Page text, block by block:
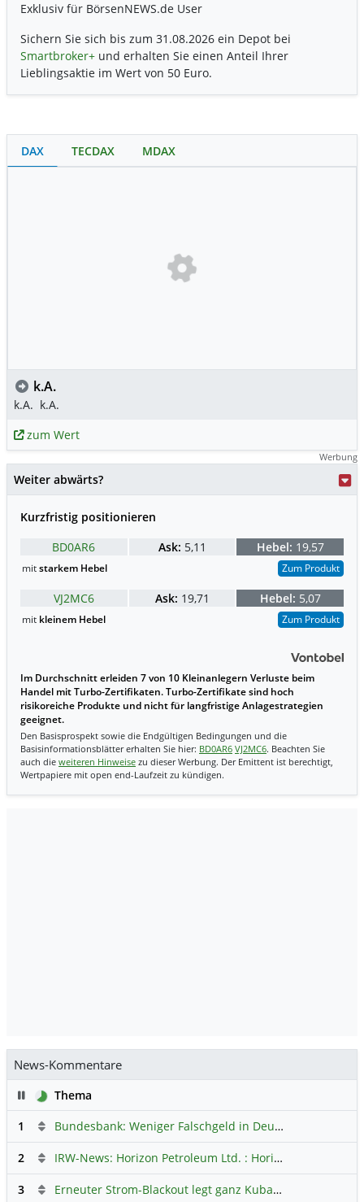
Exklusiv für BörsenNEWS.de User
Sichern Sie sich bis zum 31.08.2026 ein Depot bei
Smartbroker+ und erhalten Sie einen Anteil Ihrer
Lieblingsaktie im Wert von 50 Euro.
DAX TECDAX MDAX
k.A.
k.A. k.A.
zum Wert
Werbung
Weiter abwärts?
Kurzfristig positionieren
BD0AR6
Ask: 5,11 Hebel: 19,57
mitstarkem Hebel Zum Produkt
VJ2MC6 Ask: 19,71 Hebel: 5,07
mit kleinem Hebel Zum Produkt
Im Durchschnitt erleiden 7 von 10 Kleinanlegern Verluste beim
Handel mit Turbo-Zertifikaten. Turbo-Zertifikate sind hoch
risikoreiche Produkte und nicht für langfristige Anlagestrategien
geeignet.
Den Basisprospekt sowie die Endgültigen Bedingungen und die
Basisinformationsblätter erhalten Sie hier: BD0AR6 VJ2MC6. Beachten Sie
auch die weiteren Hinweise zu dieser Werbung. Der Emittent ist berechtigt,
Wertpapiere mit open end-Laufzeit zu kündigen.
News-Kommentare
PauseThema
1
Bundesbank: Weniger Falschgeld in Deutschland
2 IRW-News: Horizon Petroleum Ltd. : Horizon Petroleum beginnt mit der Testförderung im Projekt Lachowice in Polen und schließt die Platzierung einer überzeichneten Wandelanleihe ab
3 Erneuter Strom-Blackout legt ganz Kuba lahm